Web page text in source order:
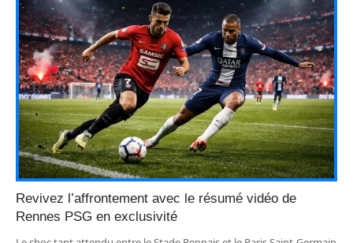
Revivez l’affrontement avec le résumé vidéo de
Rennes PSG en exclusivité